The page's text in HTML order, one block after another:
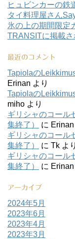
ヒュビンカーの鉄
タイ料理屋さん
氷の上の期間限定
TRANSITに掲載さ
最近のコメント
Tapiolaの
Erinan より
Tapiolaの
miho より
ギリシャのコール
集終了）
に Erinan
ギリシャのコール
集終了）
に Tk より
ギリシャのコール
集終了）
に Erinan
アーカイブ
2024年5月
2023年6月
2023年4月
2023年3月